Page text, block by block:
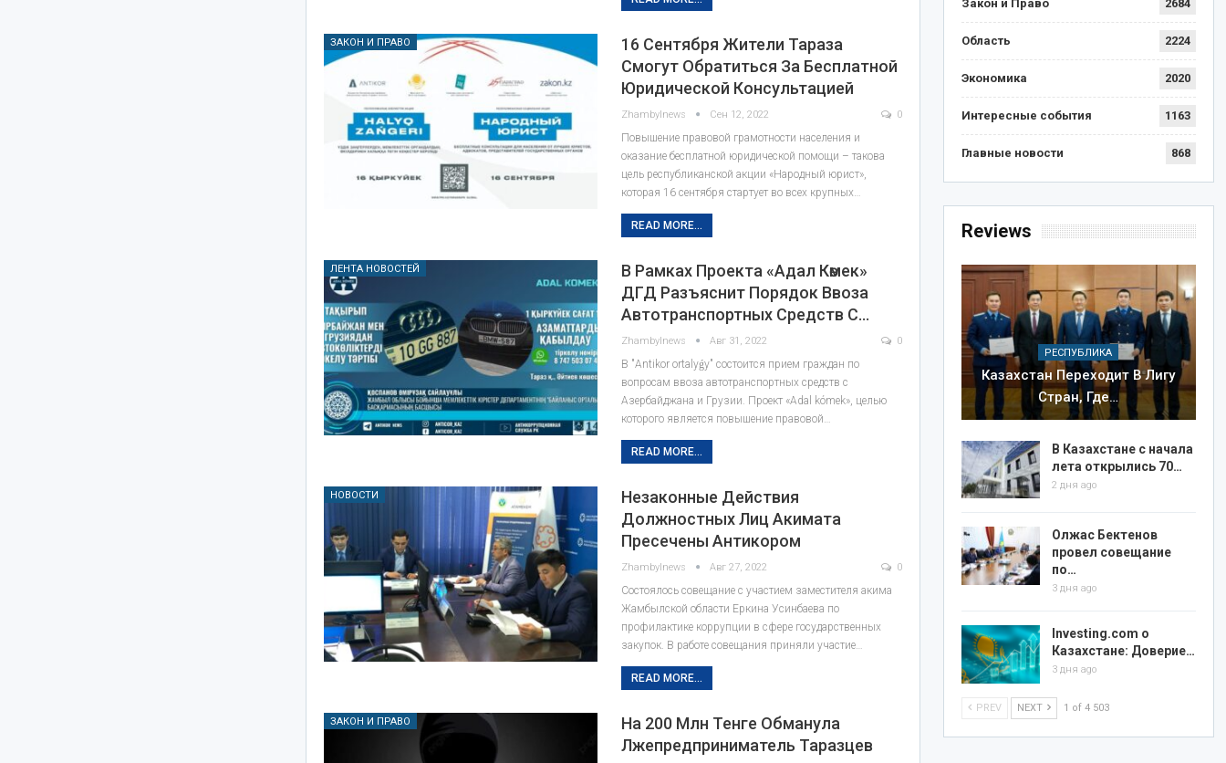
ЗАКОН И ПРАВО
16 Сентября Жители Тараза
Смогут Обратиться За Бесплатной
Юридической Консультацией
Zhambylnews Сен 12, 2022 0
Повышение правовой грамотности населения и
оказание бесплатной юридической помощи – такова
цель республиканской акции «Народный юрист»,
которая 16 сентября стартует во всех крупных…
READ MORE...
ЛЕНТА НОВОСТЕЙ
В Рамках Проекта «Адал Көмек»
ДГД Разъяснит Порядок Ввоза
Автотранспортных Средств С…
Zhambylnews Авг 31, 2022 0
В "Аntikor ortalyǵy" состоится прием граждан по
вопросам ввоза автотранспортных средств с
Азербайджана и Грузии. Проект «Adal kómek», целью
которого является повышение правовой…
READ MORE...
НОВОСТИ
Незаконные Действия
Должностных Лиц Акимата
Пресечены Антикором
Zhambylnews Авг 27, 2022 0
Состоялось совещание с участием заместителя акима
Жамбылской области Еркина Усинбаева по
профилактике коррупции в сфере государственных
закупок. В работе совещания приняли участие…
READ MORE...
ЗАКОН И ПРАВО
На 200 Млн Тенге Обманула
Лжепредприниматель Таразцев
Закон и Право 2684
Область 2224
Экономика 2020
Интересные события 1163
Главные новости 868
Reviews
РЕСПУБЛИКА
Казахстан Переходит В Лигу
Стран, Где…
В Казахстане с начала
лета открылись 70…
2 дня ago
Олжас Бектенов
провел совещание
по…
3 дня ago
Investing.com о
Казахстане: Доверие…
3 дня ago
PREV NEXT 1 of 4 503